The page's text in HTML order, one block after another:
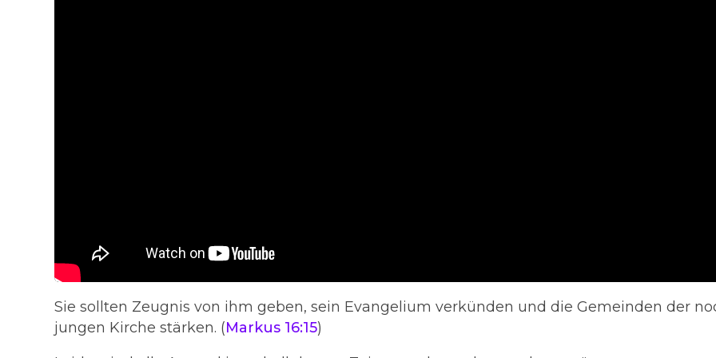
Sie sollten Zeugnis von ihm geben, sein Evangelium verkünden und die Gemeinden der
jungen Kirche stärken. (Markus 16:15)